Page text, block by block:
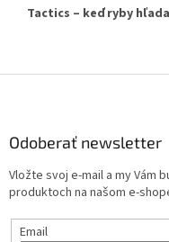
Tactics – keď ryby
Odoberať newsletter
Vložte svoj e-mail a my Vám
produktoch na našom e-
Email